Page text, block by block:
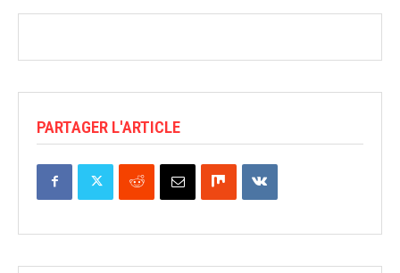
PARTAGER L'ARTICLE